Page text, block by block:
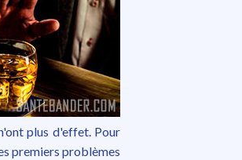
plus d'effet. Pour
premiers problèmes